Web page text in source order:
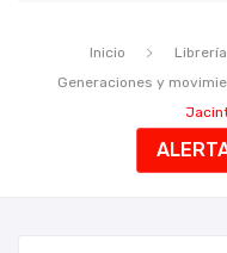
Inicio Librería
Generaciones y